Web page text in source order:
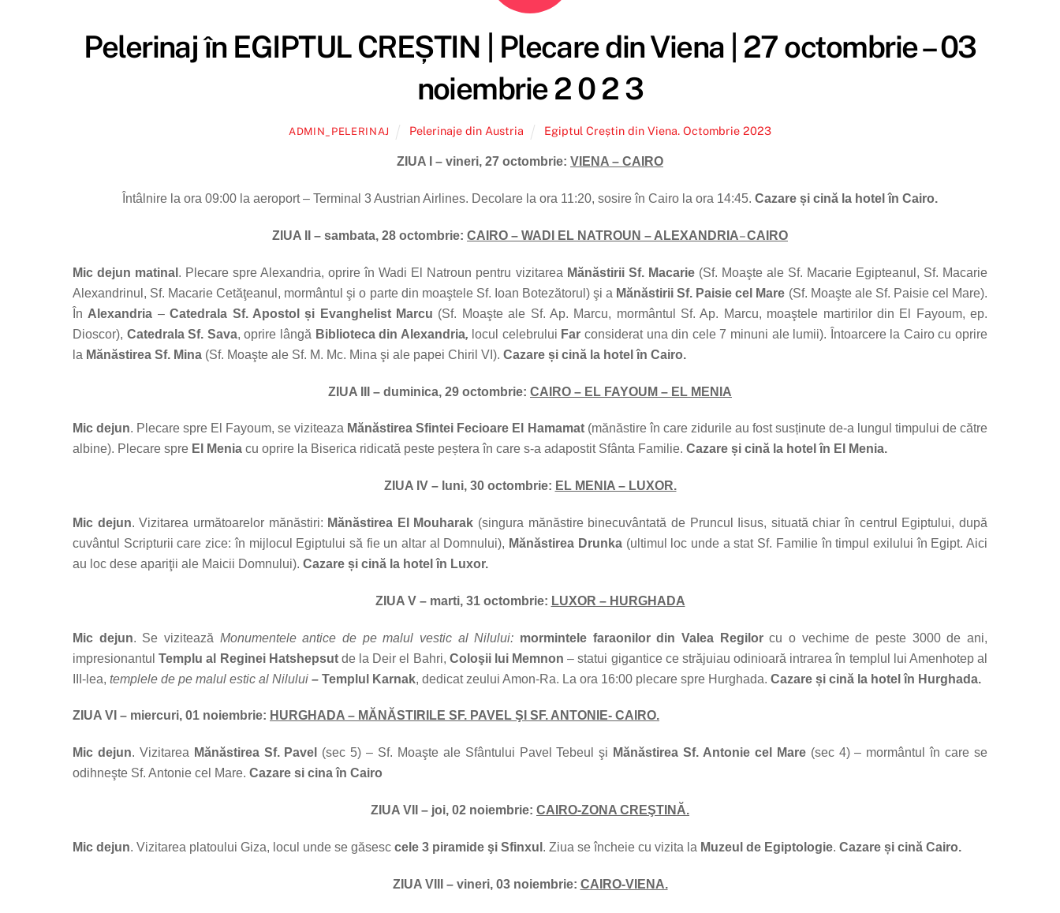
Pelerinaj în EGIPTUL CREȘTIN | Plecare din Viena | 27 octombrie – 03
noiembrie 2 0 2 3
ADMIN_PELERINAJ Pelerinaje din Austria Egiptul Creștin din Viena. Octombrie 2023
ZIUA I – vineri, 27 octombrie: VIENA – CAIRO
Întâlnire la ora 09:00 la aeroport – Terminal 3 Austrian Airlines. Decolare la ora 11:20, sosire în Cairo la ora 14:45. Cazare și cină la hotel în Cairo.
ZIUA II – sambata, 28 octombrie: CAIRO – WADI EL NATROUN – ALEXANDRIA–CAIRO
Mic dejun matinal . Plecare spre Alexandria, oprire în Wadi El Natroun pentru vizitarea Mănăstirii Sf. Macarie(Sf. Moaşte ale Sf. Macarie Egipteanul, Sf. Macarie
Alexandrinul, Sf. Macarie Cetăţeanul, mormântul şi o parte din moaştele Sf. Ioan Botezătorul) şi a Mănăstirii Sf. Paisie cel Mare (Sf. Moaşte ale Sf. Paisie cel Mare).
În Alexandria –Catedrala Sf. Apostol și Evanghelist Marcu (Sf. Moaşte ale Sf. Ap. Marcu, mormântul Sf. Ap. Marcu, moaştele martirilor din El Fayoum, ep.
Dioscor), Catedrala Sf. Sava, oprire lângă Biblioteca din Alexandria, locul celebrului Far considerat una din cele 7 minuni ale lumii). Întoarcere la Cairo cu oprire
la Mănăstirea Sf. Mina (Sf. Moaşte ale Sf. M. Mc. Mina şi ale papei Chiril VI). Cazare și cină la hotel în Cairo.
ZIUA III – duminica, 29 octombrie: CAIRO – EL FAYOUM – EL MENIA
Mic dejun. Plecare spre El Fayoum, se viziteaza Mănăstirea Sfintei Fecioare El Hamamat(mănăstire în care zidurile au fost susținute de-a lungul timpului de către
albine). Plecare spre El Menia cu oprire la Biserica ridicată peste peștera în care s-a adapostit Sfânta Familie. Cazare și cină la hotel în El Menia.
ZIUA IV – luni, 30 octombrie: EL MENIA – LUXOR.
Mic dejun. Vizitarea următoarelor mănăstiri: Mănăstirea El Mouharak (singura mănăstire binecuvântată de Pruncul Iisus, situată chiar în centrul Egiptului, după
cuvântul Scripturii care zice: în mijlocul Egiptului să fie un altar al Domnului), Mănăstirea Drunka(ultimul loc unde a stat Sf. Familie în timpul exilului în Egipt. Aici
au loc dese apariţii ale Maicii Domnului). Cazare și cină la hotel în Luxor.
ZIUA V – marti, 31 octombrie: LUXOR – HURGHADA
Mic dejun. Se vizitează Monumentele antice de pe malul vestic al Nilului: mormintele faraonilor din Valea Regilorcu o vechime de peste 3000 de ani,
impresionantulTemplu al Reginei Hatshepsutde la Deir el Bahri, Coloşii lui Memnon – statui gigantice ce străjuiau odinioară intrarea în templul lui Amenhotep al
III-lea, templele de pe malul estic al Nilului – Templul Karnak, dedicat zeului Amon-Ra. La ora 16:00 plecare spre Hurghada. Cazare și cină la hotel în Hurghada.
ZIUA VI – miercuri, 01 noiembrie: HURGHADA – MĂNĂSTIRILE SF. PAVEL ŞI SF. ANTONIE- CAIRO.
Mic dejun. Vizitarea Mănăstirea Sf. Pavel (sec 5) – Sf. Moaşte ale Sfântului Pavel Tebeul şi Mănăstirea Sf. Antonie cel Mare(sec 4) – mormântul în care se
odihneşte Sf. Antonie cel Mare. Cazare si cina în Cairo
ZIUA VII – joi, 02 noiembrie: CAIRO-ZONA CREŞTINĂ.
Mic dejun. Vizitarea platoului Giza, locul unde se găsesc cele 3 piramide şi Sfinxul . Ziua se încheie cu vizita la Muzeul de Egiptologie. Cazare și cină Cairo.
ZIUA VIII – vineri, 03 noiembrie: CAIRO-VIENA.